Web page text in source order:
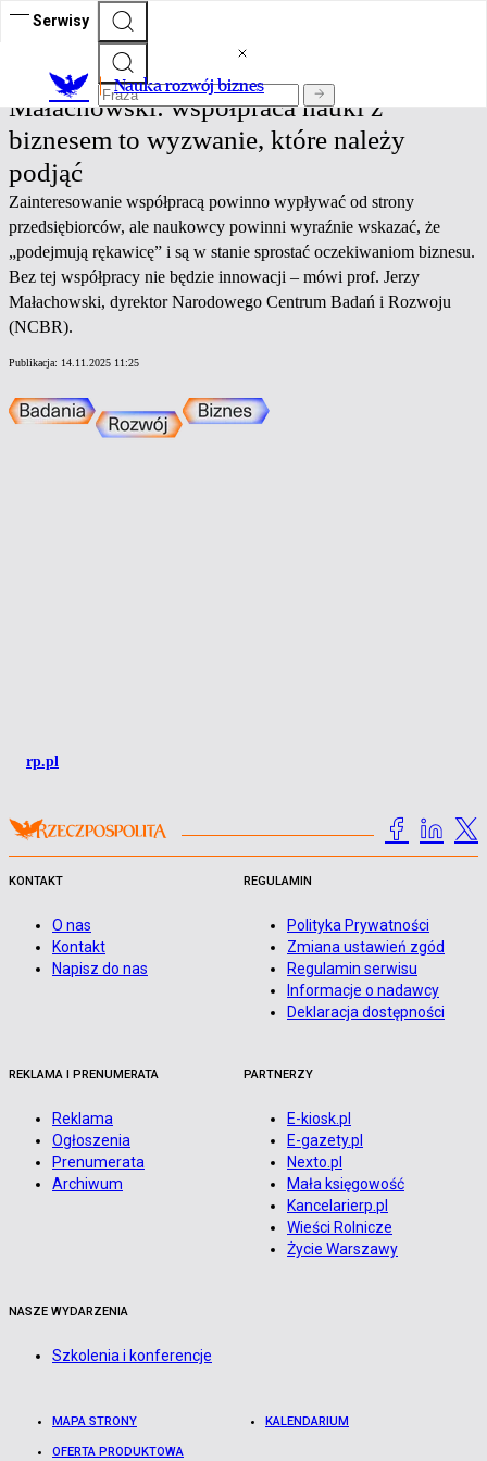
Serwisy
Nauka rozwój biznes
Nauka rozwój biznes
Małachowski: współpraca nauki z
biznesem to wyzwanie, które należy
podjąć
Zainteresowanie współpracą powinno wypływać od strony
przedsiębiorców, ale naukowcy powinni wyraźnie wskazać, że
„podejmują rękawicę” i są w stanie sprostać oczekiwaniom biznesu.
Bez tej współpracy nie będzie innowacji – mówi prof. Jerzy
Małachowski, dyrektor Narodowego Centrum Badań i Rozwoju
(NCBR).
Publikacja: 14.11.2025 11:25
rp.pl
KONTAKT
O nas
Kontakt
Napisz do nas
REGULAMIN
Polityka Prywatności
Zmiana ustawień zgód
Regulamin serwisu
Informacje o nadawcy
Deklaracja dostępności
REKLAMA I PRENUMERATA
Reklama
Ogłoszenia
Prenumerata
Archiwum
PARTNERZY
E-kiosk.pl
E-gazety.pl
Nexto.pl
Mała księgowość
Kancelarierp.pl
Wieści Rolnicze
Życie Warszawy
NASZE WYDARZENIA
Szkolenia i konferencje
MAPA STRONY KALENDARIUM
OFERTA PRODUKTOWA